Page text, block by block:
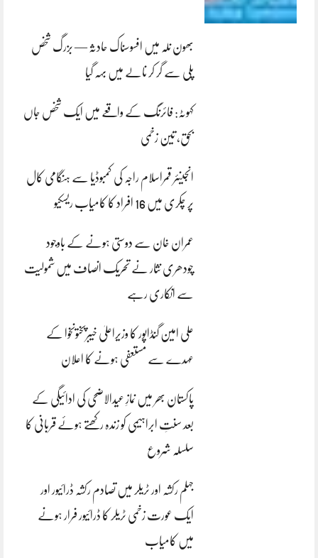
بھون نلہ میں افسوسناک حادثہ — بزرگ شخص
پلی سے گر کر نالے میں بہہ گیا
کہوٹہ: فائرنگ کے واقعے میں ایک شخص جاں
بحق، تین زخمی
انجینئر قمراسلام راجہ کی کمبوڈیا سے ہنگامی کال
پر چکری میں 16 افراد کا کامیاب ریسکیو
عمران خان سے دوستی ہونے کے باوجود
چودھری نثار نے تحریک انصاف میں شمولیت
سے انکاری رہے
علی امین گنڈاپور کا وزیراعلیٰ خیبرپختونخوا کے
عہدے سے مستعفی ہونے کا اعلان
پاکستان بھر میں نمازِ عیدالاضحی کی ادائیگی کے
بعد سنتِ ابراہیمی کو زندہ رکھتے ہوئے قربانی کا
سلسلہ شروع
جہلم رکشہ اور ٹریلر میں تصادم رکشہ ڈرائیور اور
ایک عورت زخمی ٹریلر کا ڈرائیور فرار ہونے
میں کامیاب